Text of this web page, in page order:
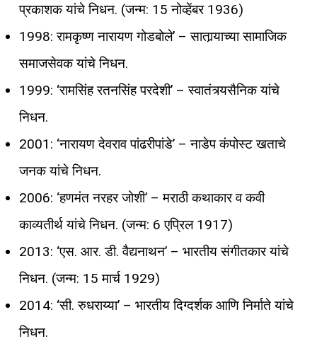
प्रकाशक यांचे निधन. (जन्म: 15 नोव्हेंबर 1936)
1998: रामकृष्ण नारायण गोडबोले’ – सातार्‍याच्या सामाजिक
समाजसेवक यांचे निधन.
1999: ‘रामसिंह रतनसिंह परदेशी’ – स्वातंत्र्यसैनिक यांचे
निधन.
2001: ‘नारायण देवराव पांढरीपांडे’ – नाडेप कंपोस्ट खताचे
जनक यांचे निधन.
2006: ‘हणमंत नरहर जोशी’ – मराठी कथाकार व कवी
काव्यतीर्थ यांचे निधन. (जन्म: 6 एप्रिल 1917)
2013: ‘एस. आर. डी. वैद्यनाथन’ – भारतीय संगीतकार यांचे
निधन. (जन्म: 15 मार्च 1929)
2014: ‘सी. रुधराय्या’ – भारतीय दिग्दर्शक आणि निर्माते यांचे
निधन.